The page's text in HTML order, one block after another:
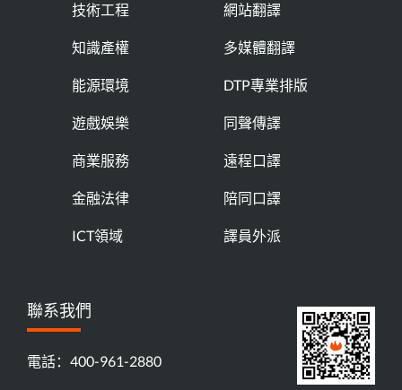
技術工程
知識產權
能源環境
遊戲娛樂
商業服務
金融法律
ICT領域
網站翻譯
多媒體翻譯
DTP專業排版
同聲傳譯
遠程口譯
陪同口譯
譯員外派
聯系我們
電話：400-961-2880